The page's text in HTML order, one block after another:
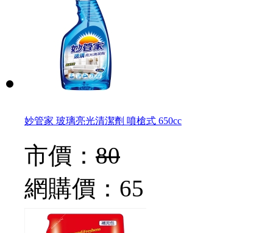
妙管家 玻璃亮光清潔劑 噴槍式 650cc
市價： 80
網購價： 65